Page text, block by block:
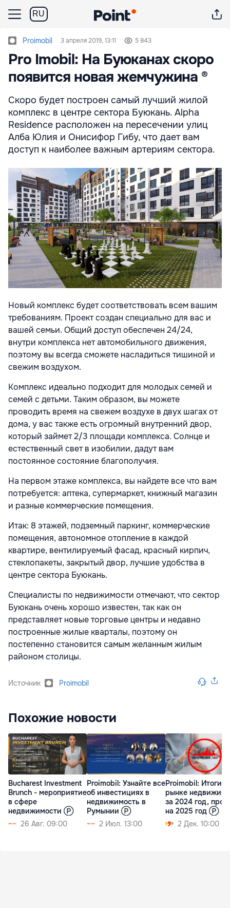
RU
Proimobil 3 апреля 2019, 13:11 5 843
Pro Imobil: На Буюканах скоро
появится новая жемчужина ®
Скоро будет построен самый лучший жилой
комплекс в центре сектора Буюкань. Alpha
Residence расположен на пересечении улиц
Алба Юлия и Онисифор Гибу, что дает вам
доступ к наиболее важным артериям сектора.
Новый комплекс будет соответствовать всем вашим
требованиям. Проект создан специально для вас и
вашей семьи. Общий доступ обеспечен 24/24,
внутри комплекса нет автомобильного движения,
поэтому вы всегда сможете насладиться тишиной и
свежим воздухом.
Комплекс идеально подходит для молодых семей и
семей с детьми. Таким образом, вы можете
проводить время на свежем воздухе в двух шагах от
дома, у вас также есть огромный внутренний двор,
который займет 2/3 площади комплекса. Солнце и
естественный свет в изобилии, дадут вам
постоянное состояние благополучия.
На первом этаже комплекса, вы найдете все что вам
потребуется: аптека, супермаркет, книжный магазин
и разные коммерческие помещения.
Итак: 8 этажей, подземный паркинг, коммерческие
помещения, автономное отопление в каждой
квартире, вентилируемый фасад, красный кирпич,
стеклопакеты, закрытый двор, лучшие удобства в
центре сектора Буюкань.
Специалисты по недвижимости отмечают, что сектор
Буюкань очень хорошо известен, так как он
представляет новые торговые центры и недавно
построенные жилые кварталы, поэтому он
постепенно становится самым желанным жилым
районом столицы.
Источник Proimobil
Похожие новости
Bucharest Investment
Brunch - мероприятие
в сфере
недвижимости Ⓟ
26 Авг. 09:00
Proimobil: Узнайте все
об инвестициях в
недвижимость в
Румынии Ⓟ
2 Июл. 13:00
Proimobil: Итоги
рынке
за 2024 год,
на 2025 год Ⓟ
2 Дек. 10:00